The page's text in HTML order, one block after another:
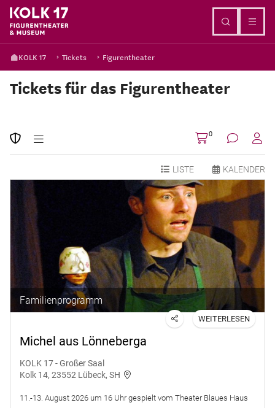
KOLK 17 Tickets Figurentheater
Tickets für das Figurentheater